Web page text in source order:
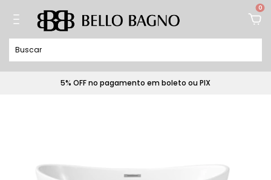
0
5% OFF no pagamento em boleto ou PIX